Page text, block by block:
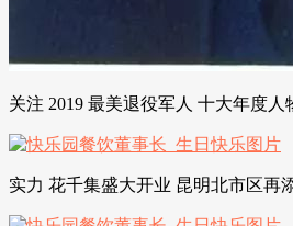
关注 2019 最美退役军人 十大年度人
实力 花千集盛大开业 昆明北市区再